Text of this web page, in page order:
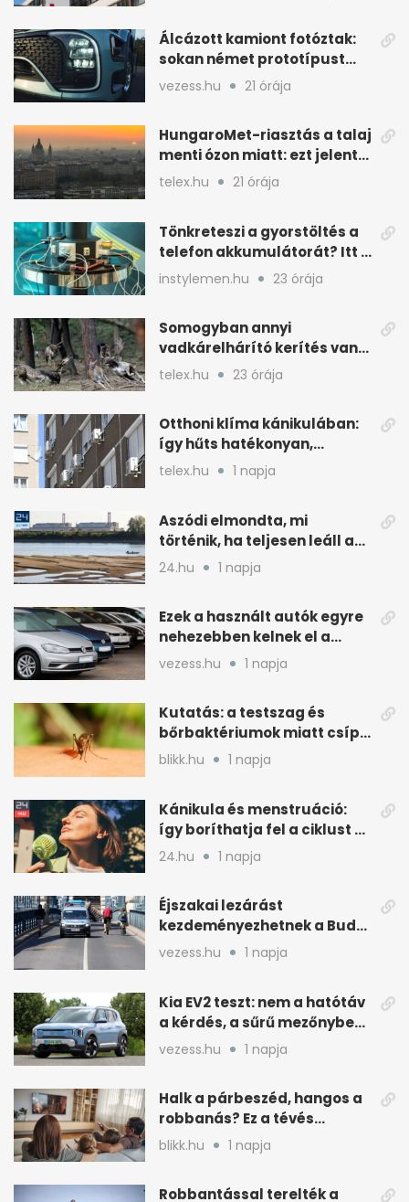
Álcázott kamiont fotóztak:
sokan német prototípust
sejtenek mögötte
vezess.hu 21 órája
HungaroMet-riasztás a talaj
menti ózon miatt: ezt jelenti
a gyakorlatban
telex.hu 21 órája
Tönkreteszi a gyorstöltés a
telefon akkumulátorát? Itt a
válasz
instylemen.hu 23 órája
Somogyban annyi
vadkárelhárító kerítés van,
kétszer körbeérné az
telex.hu 23 órája
Otthoni klíma kánikulában:
így hűts hatékonyan,
kevesebb árammal
telex.hu 1 napja
Aszódi elmondta, mi
történik, ha teljesen leáll a
paksi atomerőmű
24.hu 1 napja
Ezek a használt autók egyre
nehezebben kelnek el a
magyar piacon
vezess.hu 1 napja
Kutatás: a testszag és
bőrbaktériumok miatt csípik
inkább a szúnyogok
blikk.hu 1 napja
Kánikula és menstruáció:
így boríthatja fel a ciklust a
hőség
24.hu 1 napja
Éjszakai lezárást
kezdeményezhetnek a Budai
Váralagútnál Budapesten
vezess.hu 1 napja
Kia EV2 teszt: nem a hatótáv
a kérdés, a sűrű mezőnyben
dől el
vezess.hu 1 napja
Halk a párbeszéd, hangos a
robbanás? Ez a tévés
beállítás segít
blikk.hu 1 napja
Robbantással terelték a